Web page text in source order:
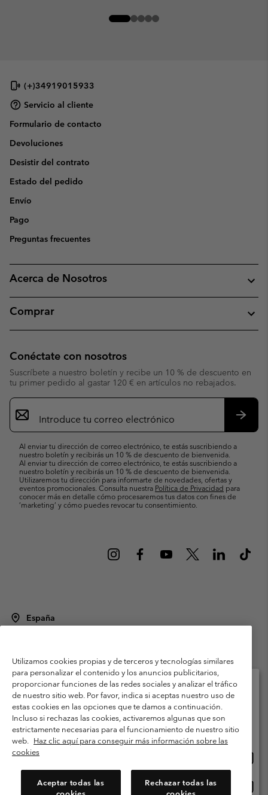
(+)34919015933
Servicio al cliente
Formulario de contacto
Devoluciones
Desistir del contrato
Estado del pedido
Envío
Pago
Preguntas frecuentes
Acerca de Nosotros
Comprar
Conéctate con nosotros
Suscríbete a nuestro boletín y recibe un 10 % de descuento en
tu primer pedido al gastar 120 € en artículos no rebajados.
Suscripción
de
correo
Al enviar tu dirección de correo electrónico, te estás suscribiendo a
nuestro boletín y recibirás un 10 % de descuento de bienvenida.
Al enviar tu dirección de correo electrónico, te estás suscribiendo a
nuestro boletín y recibirás un 10 % de descuento de bienvenida.
Utilizaremos tu dirección para informarte de novedades, ofertas y
eventos promocionales. Consulta nuestra Política de Privacidad para
conocer más en detalle cómo procesaremos tus datos con fines de
’marketing’ y cómo puedes revocar tu consentimiento.
España
Condiciones de uso
Terminos de Venta
Garantía
Política de Privacidad
Términos y condiciones del programa de miembros
Términos De Uso Del Contenido Generado Por Los Usuarios
Impressum
Cookies Public CBCR
Servicio al cliente: Lu. - Vi. de 9:00 a 13:00 y de 14:00 a 18:00
Utilizamos cookies propias y de terceros y tecnologías similares
para personalizar el contenido y los anuncios publicitarios,
proporcionar funciones de las redes sociales y analizar el tráfico
de nuestro sitio web. Por favor, indica si aceptas nuestro uso de
estas cookies en las opciones que te damos a continuación.
Incluso si rechazas las cookies, activaremos algunas que son
estrictamente necesarias para el funcionamiento de nuestro sitio
web. Haz clic aquí para conseguir más información sobre las
cookies
Aceptar todas las
Rechazar todas las
Selecciona tu país e idioma envío
Compras en línea disponibles
línea
España